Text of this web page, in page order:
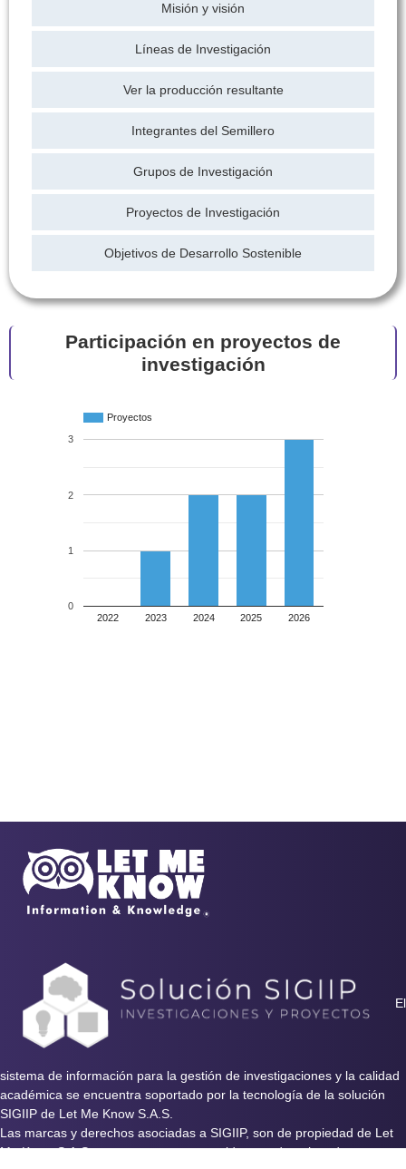
Misión y visión
Líneas de Investigación
Ver la producción resultante
Integrantes del Semillero
Grupos de Investigación
Proyectos de Investigación
Objetivos de Desarrollo Sostenible
Participación en proyectos de
investigación
Proyectos
2022 2023 2024 2025 2026
0
1
2
3
El
sistema de información para la gestión de investigaciones y la calidad
académica se encuentra soportado por la tecnología de la solución
SIGIIP de Let Me Know S.A.S.
Las marcas y derechos asociadas a SIGIIP, son de propiedad de Let
Me Know S.A.S y se encuentran protegidos por derechos de autor e